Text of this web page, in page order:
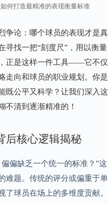
何打造最精准的表现衡量标准
争论：哪个球员的表现才是真
寻找一把“刻度尺”，用以衡量
正是这样一件工具——它不仅
走向和球员的职业规划。你是
既公平又科学？让我们深入这
不清到逐渐精准的！
后核心逻辑揭秘
偏缺乏一个统一的标准？”这
难题。传统的评分或偏重于单
球员在场上的多维度贡献。